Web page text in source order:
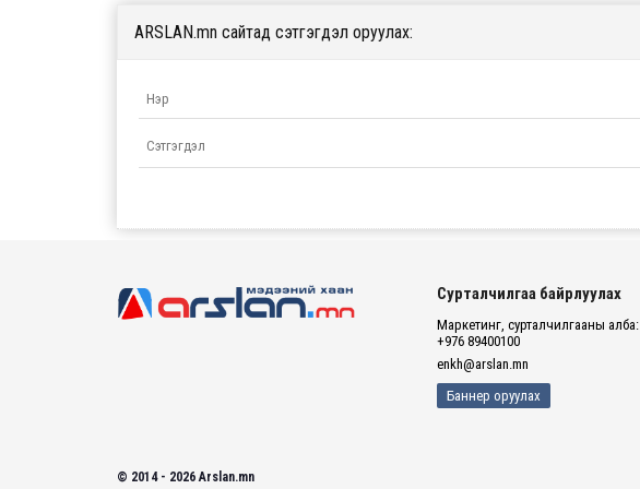
ARSLAN.mn сайтад сэтгэгдэл оруулах:
Сурталчилгаа байрлуулах
Маркетинг, сурталчилгааны алба:
+976 89400100
enkh@arslan.mn
Баннер оруулах
© 2014 - 2026 Arslan.mn